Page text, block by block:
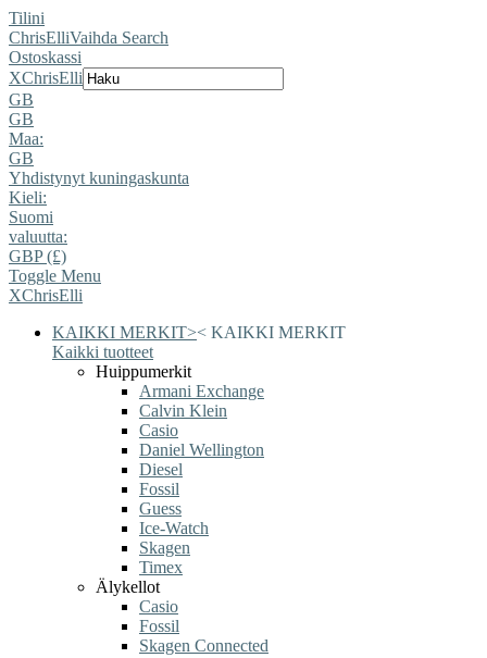
Tilini
ChrisElliVaihda Search
Ostoskassi
XChrisElli
GB
GB
Maa:
GB
Yhdistynyt kuningaskunta
Kieli:
Suomi
valuutta:
GBP (£)
Toggle Menu
XChrisElli
KAIKKI MERKIT>< KAIKKI MERKIT
Kaikki tuotteet
Huippumerkit
Armani Exchange
Calvin Klein
Casio
Daniel Wellington
Diesel
Fossil
Guess
Ice-Watch
Skagen
Timex
Älykellot
Casio
Fossil
Skagen Connected